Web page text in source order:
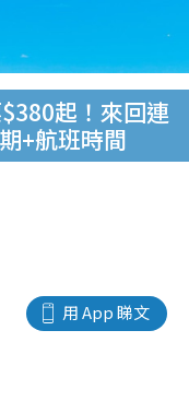
起！來回連
+航班時間
用 App 睇文